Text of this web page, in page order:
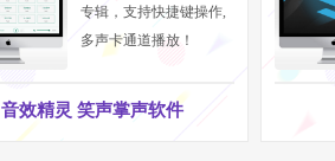
专辑，支持快捷键操作,
多声卡通道播放！
音效精灵 笑声掌声软件